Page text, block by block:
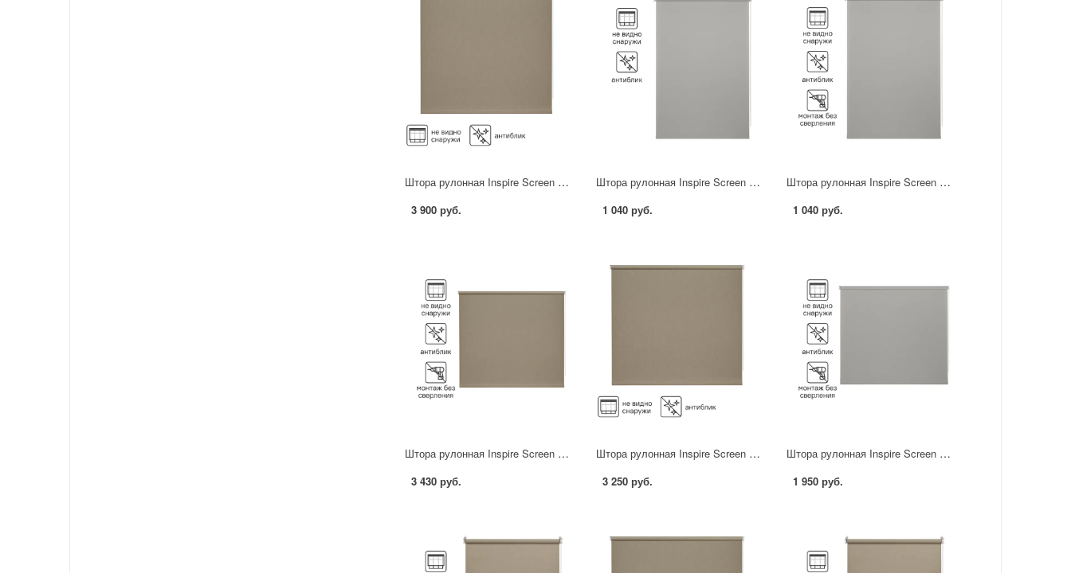
Штора рулонная Inspire Screen 200x230 см цвет серо-бежевый
3 900 руб.
Штора рулонная Inspire Screen 50x190 см цвет серый
1 040 руб.
Штора рулонная Inspire Screen 70x190 см цвет серый
1 040 руб.
Штора рулонная Inspire Screen 120x230 см цвет серо-бежевый
3 430 руб.
Штора рулонная Inspire Screen 160x230 см цвет серо-бежевый
3 250 руб.
Штора рулонная Inspire Screen 120x230 см цвет серый
1 950 руб.